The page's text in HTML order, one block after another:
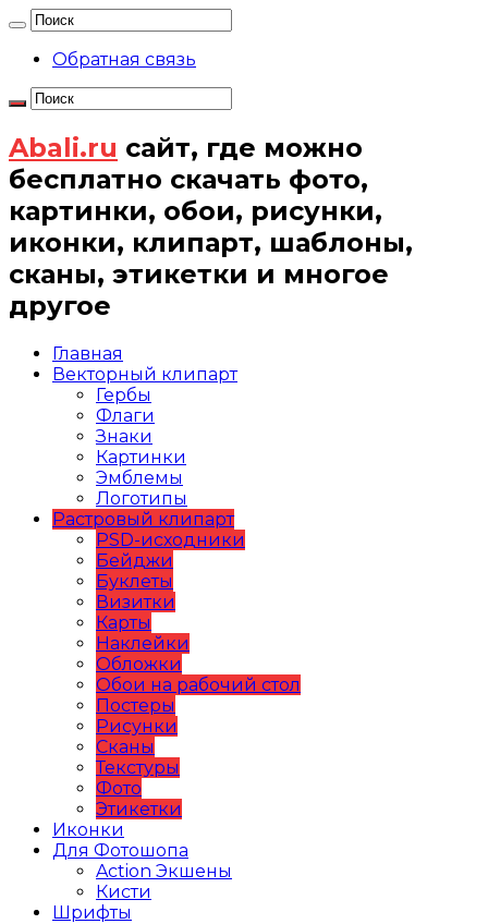
Обратная связь
Abali.ru сайт, где можно
бесплатно скачать фото,
картинки, обои, рисунки,
иконки, клипарт, шаблоны,
сканы, этикетки и многое
другое
Главная
Векторный клипарт
Гербы
Флаги
Знаки
Картинки
Эмблемы
Логотипы
Растровый клипарт
PSD-исходники
Бейджи
Буклеты
Визитки
Карты
Наклейки
Обложки
Обои на рабочий стол
Постеры
Рисунки
Сканы
Текстуры
Фото
Этикетки
Иконки
Для Фотошопа
Action Экшены
Кисти
Шрифты